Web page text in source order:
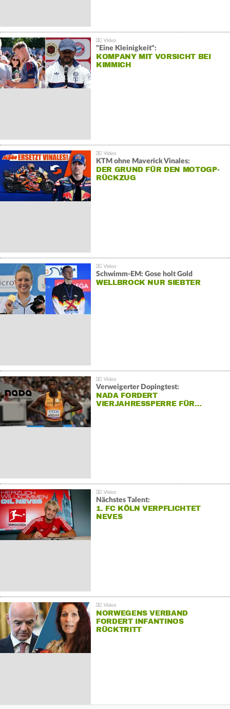
"Eine Kleinigkeit":
KOMPANY MIT VORSICHT BEI
KIMMICH
KTM ohne Maverick Vinales:
DER GRUND FÜR DEN MOTOGP-
RÜCKZUG
Schwimm-EM: Gose holt Gold
WELLBROCK NUR SIEBTER
Verweigerter Dopingtest:
NADA FORDERT
VIERJAHRESSPERRE FÜR…
Nächstes Talent:
1. FC KÖLN VERPFLICHTET
NEVES
NORWEGENS VERBAND
FORDERT INFANTINOS
RÜCKTRITT